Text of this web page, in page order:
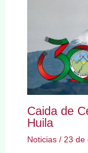
Caida de
Huila
Noticias/ 23 de